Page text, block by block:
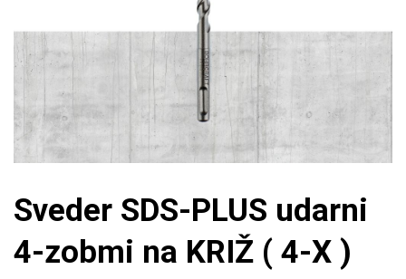
Sveder SDS-PLUS udarni
4-zobmi na KRIŽ ( 4-X )